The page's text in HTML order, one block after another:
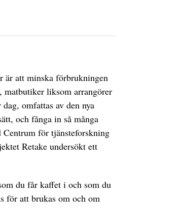
är att minska förbrukningen
matbutiker liksom arrangörer
omfattas av den nya
och fånga in så många
för tjänsteforskning
Retake undersökt ett
du får kaffet i och som du
för att brukas om och om